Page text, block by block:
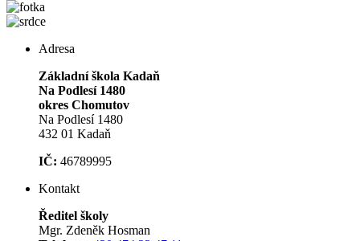
Adresa
Základní škola Kadaň
Na Podlesí 1480
okres Chomutov
Na Podlesí 1480
432 01 Kadaň
IČ: 46789995
Kontakt
Ředitel školy
Mgr. Zdeněk Hosman